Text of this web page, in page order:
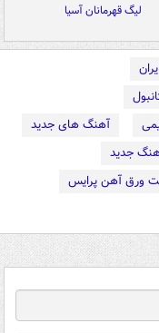
لیگ قهرمانان آسیا
آهنگ های جدید
جدید
ورق آهن پرایس